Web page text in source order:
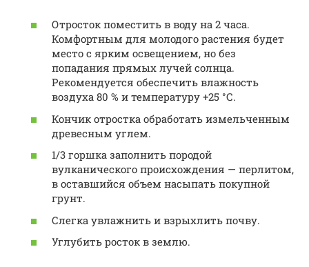
Отросток поместить в воду на 2 часа.
Комфортным для молодого растения будет
место с ярким освещением, но без
попадания прямых лучей солнца.
Рекомендуется обеспечить влажность
воздуха 80 % и температуру +25 °С.
Кончик отростка обработать измельченным
древесным углем.
1/3 горшка заполнить породой
вулканического происхождения — перлитом,
в оставшийся объем насыпать покупной
грунт.
Слегка увлажнить и взрыхлить почву.
Углубить росток в землю.